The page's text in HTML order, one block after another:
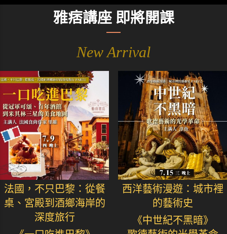
雅痞講座 即將開課
New Arrival
法國，不只巴黎：從餐
桌、宮殿到酒鄉海岸的
深度旅行
西洋藝術漫遊：城市裡
的藝術史
《中世紀不黑暗》